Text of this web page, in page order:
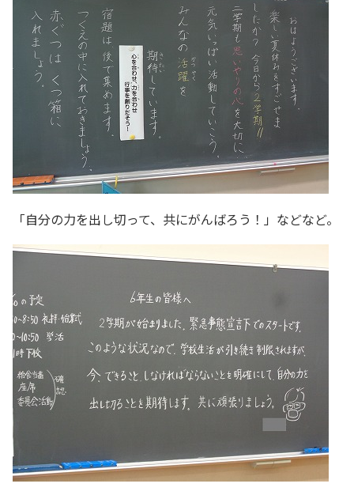
「自分の力を出し切って、共にがんばろう！」などなど。